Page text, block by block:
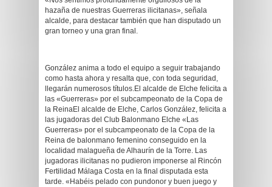
hazaña de nuestras Guerreras ilicitanas», señala
alcalde, para destacar también que han disputado un
gran torneo y una gran final.
González anima a todo el equipo a seguir trabajando
como hasta ahora y resalta que, con toda seguridad,
llegarán numerosos títulos.El alcalde de Elche felicita a
las «Guerreras» por el subcampeonato de la Copa de
la ReinaEl alcalde de Elche, Carlos González, felicita a
las jugadoras del Club Balonmano Elche «Las
Guerreras» por el subcampeonato de la Copa de la
Reina de balonmano femenino conseguido en la
localidad malagueña de Alhaurín de la Torre. Las
jugadoras ilicitanas no pudieron imponerse al Rincón
Fertilidad Málaga Costa en la final disputada esta
tarde. «Habéis pelado con pundonor y buen juego y